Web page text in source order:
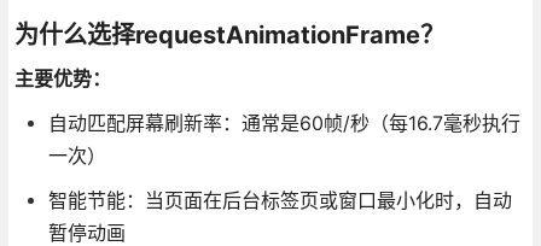
为什么选择requestAnimationFrame？
主要优势：
自动匹配屏幕刷新率：通常是60帧/秒（每16.7毫秒执行
一次）
智能节能：当页面在后台标签页或窗口最小化时，自动
暂停动画